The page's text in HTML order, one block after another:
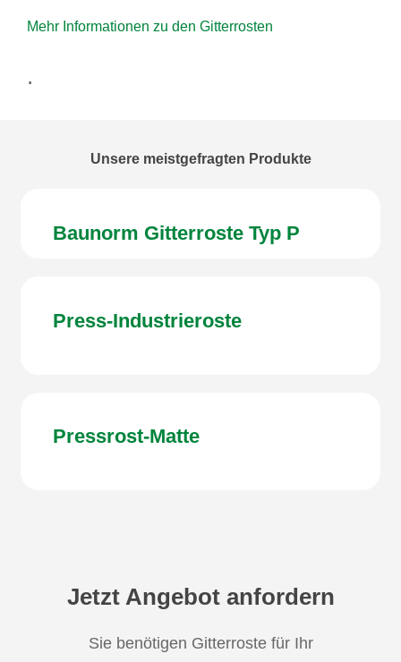
Mehr Informationen zu den Gitterrosten
Unsere meistgefragten Produkte
Baunorm Gitterroste Typ P
Press-Industrieroste
Pressrost-Matte
Jetzt Angebot anfordern
Sie benötigen Gitterroste für Ihr